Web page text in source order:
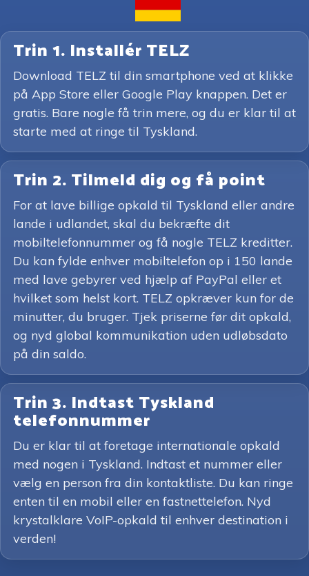
Trin 1. Installér TELZ
Download TELZ til din smartphone ved at klikke
på App Store eller Google Play knappen. Det er
gratis. Bare nogle få trin mere, og du er klar til at
starte med at ringe til Tyskland.
Trin 2. Tilmeld dig og få point
For at lave billige opkald til Tyskland eller andre
lande i udlandet, skal du bekræfte dit
mobiltelefonnummer og få nogle TELZ kreditter.
Du kan fylde enhver mobiltelefon op i 150 lande
med lave gebyrer ved hjælp af PayPal eller et
hvilket som helst kort. TELZ opkræver kun for de
minutter, du bruger. Tjek priserne før dit opkald,
og nyd global kommunikation uden udløbsdato
på din saldo.
Trin 3. Indtast Tyskland
telefonnummer
Du er klar til at foretage internationale opkald
med nogen i Tyskland. Indtast et nummer eller
vælg en person fra din kontaktliste. Du kan ringe
enten til en mobil eller en fastnettelefon. Nyd
krystalklare VoIP-opkald til enhver destination i
verden!